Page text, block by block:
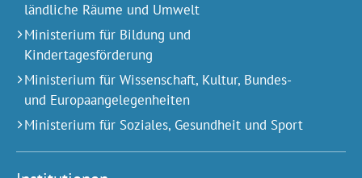
ländliche Räume und Umwelt
Ministerium für Bildung und
Kindertagesförderung
Ministerium für Wissenschaft, Kultur, Bundes-
und Europa­angelegen­heiten
Ministerium für Soziales, Gesundheit und Sport